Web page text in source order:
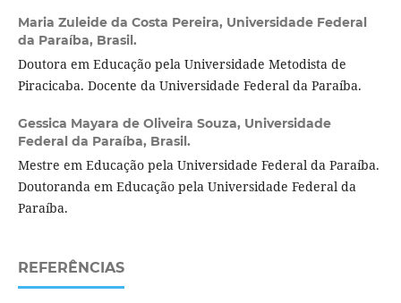
Maria Zuleide da Costa Pereira, Universidade Federal
da Paraíba, Brasil.
Doutora em Educação pela Universidade Metodista de
Piracicaba. Docente da Universidade Federal da Paraíba.
Gessica Mayara de Oliveira Souza, Universidade
Federal da Paraíba, Brasil.
Mestre em Educação pela Universidade Federal da Paraíba.
Doutoranda em Educação pela Universidade Federal da
Paraíba.
REFERÊNCIAS